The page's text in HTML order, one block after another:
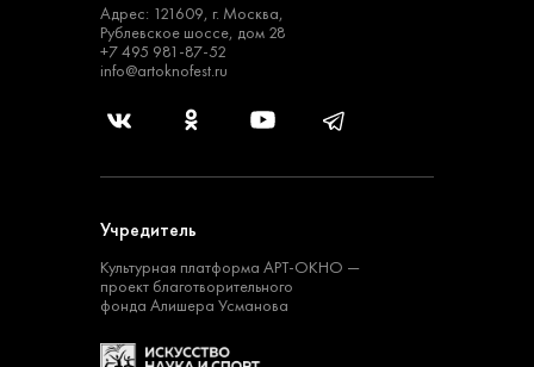
Адрес: 121609, г. Москва,
Рублевское шоссе, дом 28
+7 495 981-87-52
info@artoknofest.ru
Учредитель
Культурная платформа АРТ-ОКНО —
проект благотворительного
фонда Алишера Усманова